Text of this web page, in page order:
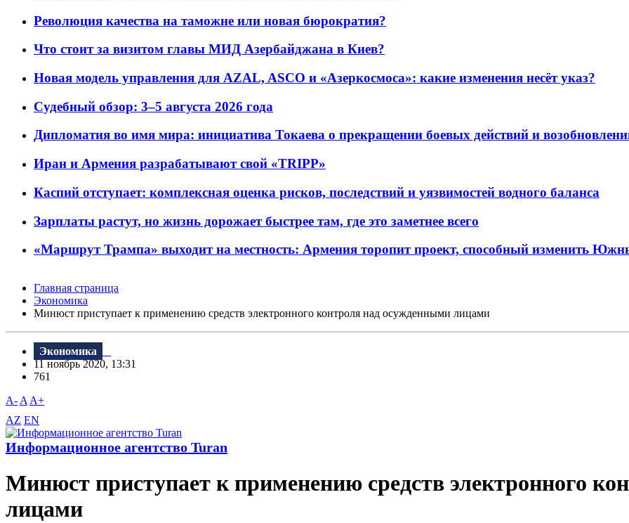
Революция качества на таможне или новая бюрократия?
Что стоит за визитом главы МИД Азербайджана в Киев?
Новая модель управления для AZAL, ASCO и «Азеркосмоса»: какие изменения несёт указ?
Судебный обзор: 3–5 августа 2026 года
Дипломатия во имя мира: инициатива Токаева о прекращении боевых действий и
Иран и Армения разрабатывают свой «TRIPP»
Каспий отступает: комплексная оценка рисков, последствий и уязвимостей водного баланса
Зарплаты растут, но жизнь дорожает быстрее там, где это заметнее всего
«Маршрут Трампа» выходит на местность: Армения торопит проект, способный изменить
Главная страница
Экономика
Минюст приступает к применению средств электронного контроля над осужденными лицами
Экономика
11 ноябрь 2020, 13:31
761
A- A A+
AZ EN
Информационное агентство Turan
Минюст приступает к применению средств электронного
лицами